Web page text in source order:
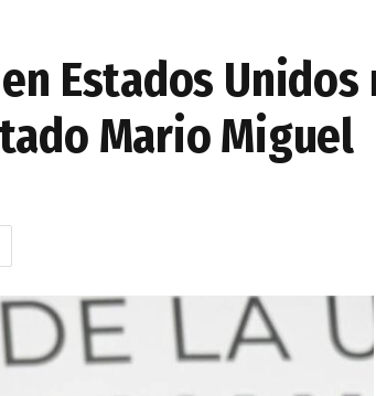
Estados
Mario Miguel